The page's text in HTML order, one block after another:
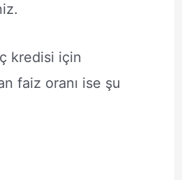
kredisi için
faiz oranı ise şu